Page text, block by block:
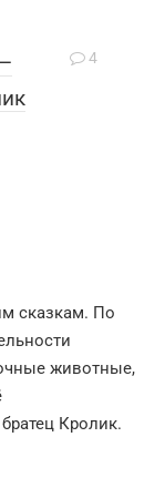
4
сказкам. По
животные,
Кролик.